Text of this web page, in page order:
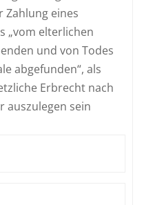
Zahlung eines
„vom elterlichen
und von Todes
abgefunden“, als
Erbrecht nach
auszulegen sein